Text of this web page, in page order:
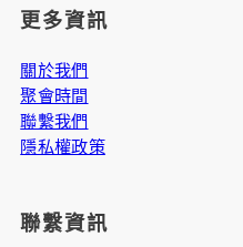
更多資訊
關於我們
聚會時間
聯繫我們
隱私權政策
聯繫資訊